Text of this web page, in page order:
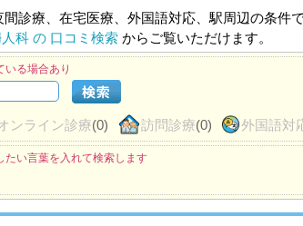
診療、在宅医療、外国語対応、駅周辺の条件
科 の 口コミ検索 からご覧いただけます。
る場合あり
ンライン診療(0) 訪問診療(0) 外国語対
い言葉を入れて検索します